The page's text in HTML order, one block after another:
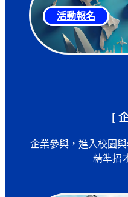
活動報名
[
企業參與，進入校園
精準招